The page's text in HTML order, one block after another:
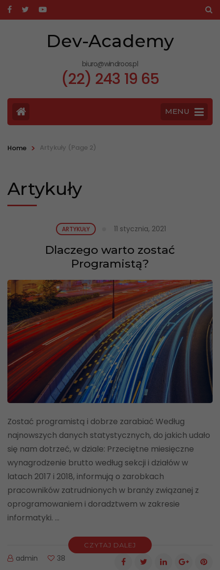
Dev-Academy
biuro@windroos.pl
(22) 243 19 65
MENU
Home > Artykuły (Page 2)
Artykuły
ARTYKUŁY 11 stycznia, 2021
Dlaczego warto zostać
Programistą?
Zostać programistą i dobrze zarabiać Według
najnowszych danych statystycznych, do jakich udało
się nam dotrzeć, w dziale: Przeciętne miesięczne
wynagrodzenie brutto według sekcji i działów w
latach 2017 i 2018, informują o zarobkach
pracowników zatrudnionych w branży związanej z
oprogramowaniem i doradztwem w zakresie
informatyki. …
CZYTAJ DALEJ
admin 38